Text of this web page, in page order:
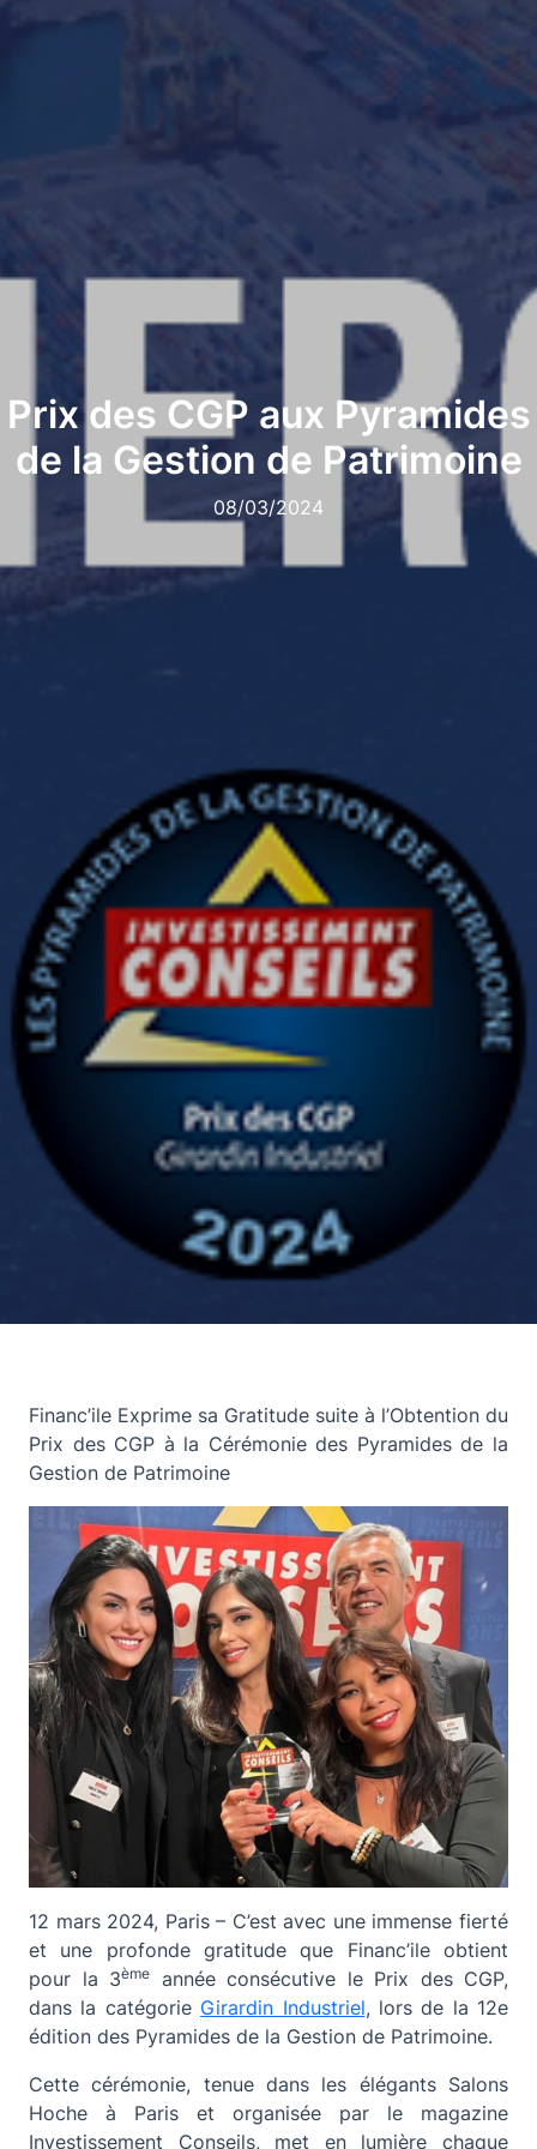
Prix des CGP aux Pyramides
de la Gestion de Patrimoine
08/03/2024
Financ’ile Exprime sa Gratitude suite à l’Obtention du
Prix des CGP à la Cérémonie des Pyramides de la
Gestion de Patrimoine
12 mars 2024, Paris – C’est avec une immense fierté
et une profonde gratitude que Financ’ile obtient
pour la 3ème
année consécutive le Prix des CGP,
dans la catégorie Girardin Industriel, lors de la 12e
édition des Pyramides de la Gestion de Patrimoine.
Cette cérémonie, tenue dans les élégants Salons
Hoche à Paris et organisée par le magazine
Investissement Conseils, met en lumière chaque